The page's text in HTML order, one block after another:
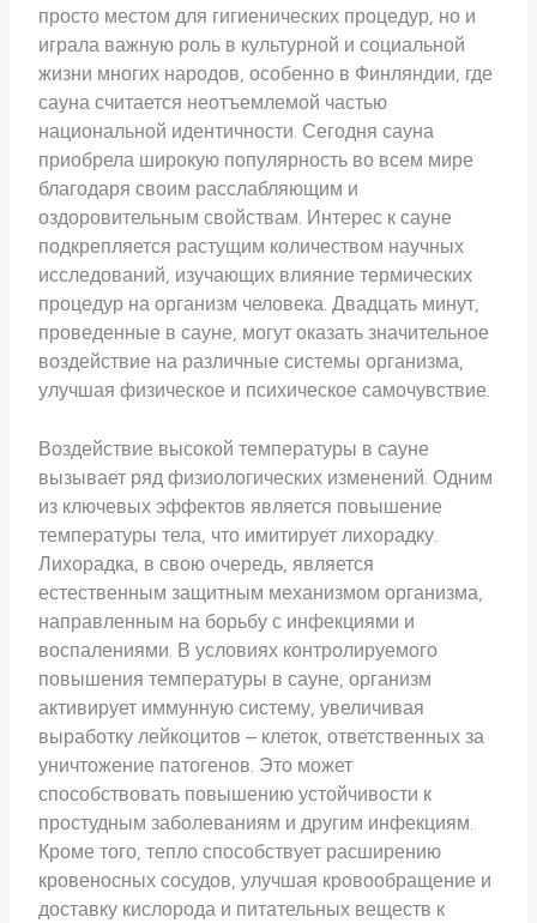
просто местом для гигиенических процедур, но и
играла важную роль в культурной и социальной
жизни многих народов, особенно в Финляндии, где
сауна считается неотъемлемой частью
национальной идентичности. Сегодня сауна
приобрела широкую популярность во всем мире
благодаря своим расслабляющим и
оздоровительным свойствам. Интерес к сауне
подкрепляется растущим количеством научных
исследований, изучающих влияние термических
процедур на организм человека. Двадцать минут,
проведенные в сауне, могут оказать значительное
воздействие на различные системы организма,
улучшая физическое и психическое самочувствие.
Воздействие высокой температуры в сауне
вызывает ряд физиологических изменений. Одним
из ключевых эффектов является повышение
температуры тела, что имитирует лихорадку.
Лихорадка, в свою очередь, является
естественным защитным механизмом организма,
направленным на борьбу с инфекциями и
воспалениями. В условиях контролируемого
повышения температуры в сауне, организм
активирует иммунную систему, увеличивая
выработку лейкоцитов – клеток, ответственных за
уничтожение патогенов. Это может
способствовать повышению устойчивости к
простудным заболеваниям и другим инфекциям.
Кроме того, тепло способствует расширению
кровеносных сосудов, улучшая кровообращение и
доставку кислорода и питательных веществ к